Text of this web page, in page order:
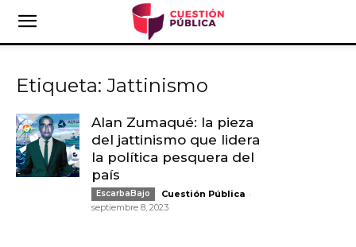
Etiqueta: Jattinismo
Alan Zumaqué: la pieza
del jattinismo que lidera
la política pesquera del
país
EscarbaBajo Cuestión Pública -
septiembre 8, 2023